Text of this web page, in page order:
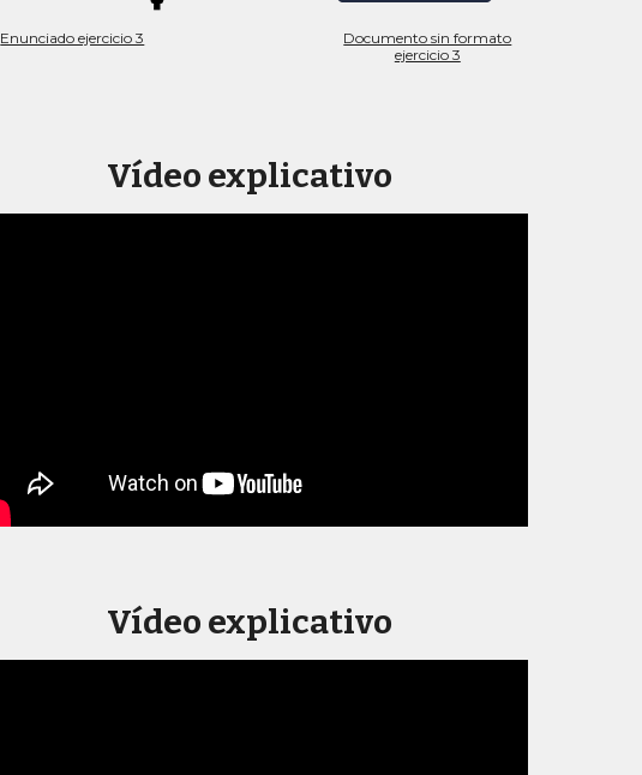
Enunciado ejercicio 3
Documento sin formato
ejercicio 3
Vídeo explicativo
Vídeo explicativo